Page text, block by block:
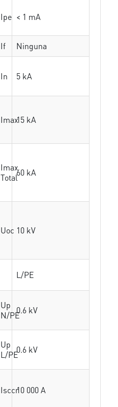
Ipe < 1 mA
If
Ninguna
In 5 kA
Imax15 kA
Imax
Total60 kA
Uoc 10 kV
L/PE
Up
N/PE0.6 kV
Up
L/PE0.6 kV
Isccr10 000 A